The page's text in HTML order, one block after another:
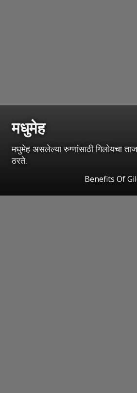
मधुमेह
मधुमेह असलेल्या रुग्णांसाठी गिलोयचा
ठरते.
Benefits Of